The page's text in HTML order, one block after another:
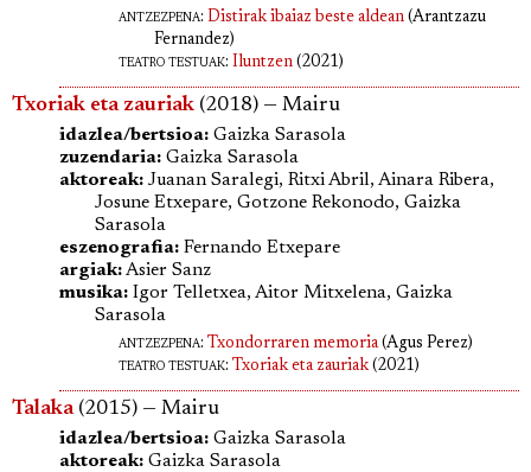
antzezpena: Distirak ibaiaz beste aldean (Arantzazu
Fernandez)
teatro testuak: Iluntzen (2021)
Txoriak eta zauriak (2018) — Mairu
idazlea/bertsioa: Gaizka Sarasola
zuzendaria: Gaizka Sarasola
aktoreak: Juanan Saralegi, Ritxi Abril, Ainara Ribera,
Josune Etxepare, Gotzone Rekonodo, Gaizka
Sarasola
eszenografia: Fernando Etxepare
argiak:Asier Sanz
musika: Igor Telletxea, Aitor Mitxelena, Gaizka
Sarasola
antzezpena: Txondorraren memoria(Agus Perez)
teatro testuak: Txoriak eta zauriak(2021)
Talaka(2015) — Mairu
idazlea/bertsioa: Gaizka Sarasola
aktoreak: Gaizka Sarasola